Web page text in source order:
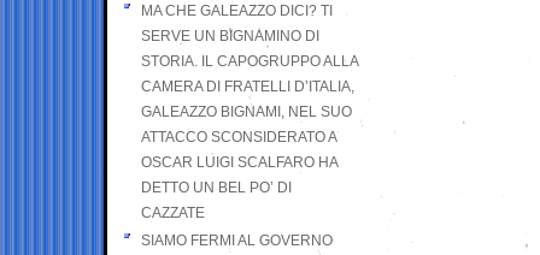
MA CHE GALEAZZO DICI? TI
SERVE UN BIGNAMINO DI
STORIA. IL CAPOGRUPPO ALLA
CAMERA DI FRATELLI D’ITALIA,
GALEAZZO BIGNAMI, NEL SUO
ATTACCO SCONSIDERATO A
OSCAR LUIGI SCALFARO HA
DETTO UN BEL PO’ DI
CAZZATE
SIAMO FERMI AL GOVERNO